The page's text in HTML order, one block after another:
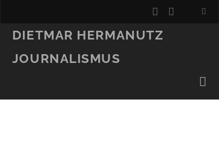
instagram
DIETMAR HERMANUTZ
JOURNALISMUS